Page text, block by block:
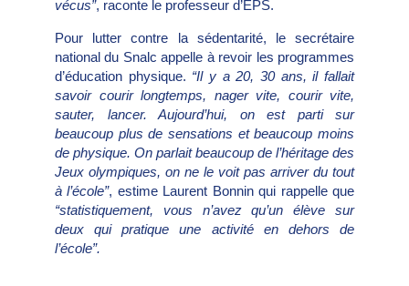
vécus”, raconte le professeur d’EPS.
Pour lutter contre la sédentarité, le secrétaire
national du Snalc appelle à revoir les programmes
d’éducation physique. “Il y a 20, 30 ans, il fallait
savoir courir longtemps, nager vite, courir vite,
sauter, lancer. Aujourd’hui, on est parti sur
beaucoup plus de sensations et beaucoup moins
de physique. On parlait beaucoup de l’héritage des
Jeux olympiques, on ne le voit pas arriver du tout
à l’école”, estime Laurent Bonnin qui rappelle que
“statistiquement, vous n’avez qu’un élève sur
deux qui pratique une activité en dehors de
l’école”.